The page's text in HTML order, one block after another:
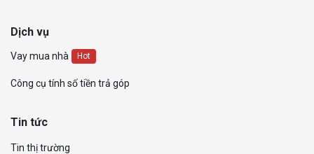
Dịch vụ
Vay mua nhà Hot
Công cụ tính số tiền trả góp
Tin tức
Tin thị trường